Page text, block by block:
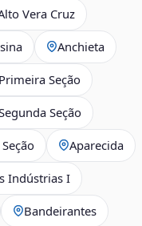
Vera Cruz
Anchieta
Seção
Seção
Aparecida
Indústrias I
Bandeirantes